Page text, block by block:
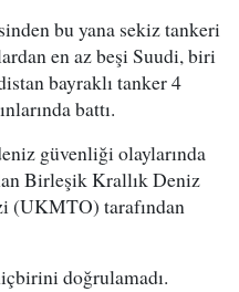
bu yana sekiz tankeri
en az beşi Suudi, biri
bayraklı tanker 4
battı.
güvenliği olaylarında
Birleşik Krallık Deniz
(UKMTO) tarafından
doğrulamadı.